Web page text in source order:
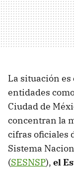
La situación
entidades
Ciudad de
concentran la
cifras oficiales
Sistema
(SESNSP), el